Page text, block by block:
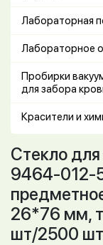
Лабораторная
Лабораторное
Пробирки
для забора
Красители и
Стекло
9464-012-
26*76 мм,
шт/2500